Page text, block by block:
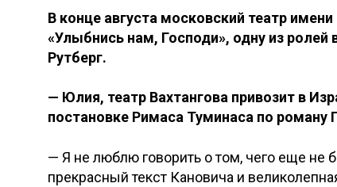
В конце августа московский театр
«Улыбнись нам, Господи», одну из
Рутберг.
— Юлия, театр Вахтангова привозит в
постановке Римаса Туминаса по роману
— Я не люблю говорить о том, чего еще не
прекрасный текст Кановича и